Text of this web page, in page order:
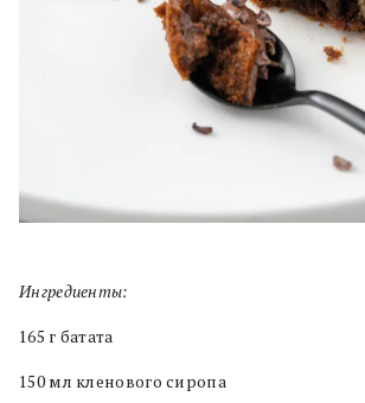
Ингредиенты:
165 г батата
150 мл кленового сиропа